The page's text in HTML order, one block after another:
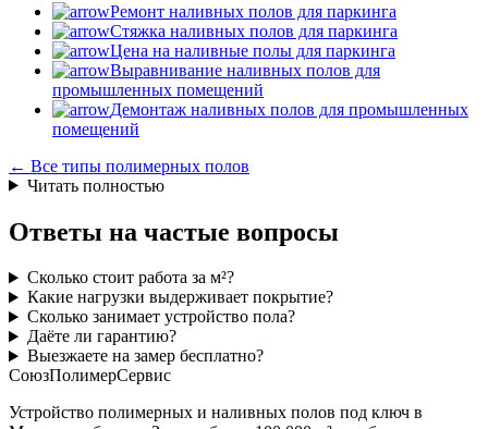
Ремонт наливных полов для паркинга
Стяжка наливных полов для паркинга
Цена на наливные полы для паркинга
Выравнивание наливных полов для
промышленных помещений
Демонтаж наливных полов для промышленных
помещений
← Все типы полимерных полов
Читать полностью
Ответы на частые вопросы
Сколько стоит работа за м²?
Какие нагрузки выдерживает покрытие?
Сколько занимает устройство пола?
Даёте ли гарантию?
Выезжаете на замер бесплатно?
СоюзПолимерСервис
Устройство полимерных и наливных полов под ключ в